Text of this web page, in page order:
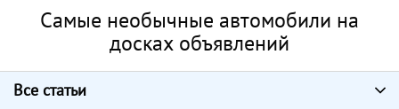
Самые необычные автомобили на
досках объявлений
Все статьи